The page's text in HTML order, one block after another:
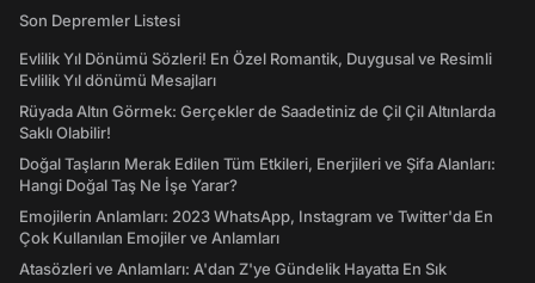
Son Depremler Listesi
Evlilik Yıl Dönümü Sözleri! En Özel Romantik, Duygusal ve Resimli
Evlilik Yıl dönümü Mesajları
Rüyada Altın Görmek: Gerçekler de Saadetiniz de Çil Çil Altınlarda
Saklı Olabilir!
Doğal Taşların Merak Edilen Tüm Etkileri, Enerjileri ve Şifa Alanları:
Hangi Doğal Taş Ne İşe Yarar?
Emojilerin Anlamları: 2023 WhatsApp, Instagram ve Twitter'da En
Çok Kullanılan Emojiler ve Anlamları
Atasözleri ve Anlamları: A'dan Z'ye Gündelik Hayatta En Sık